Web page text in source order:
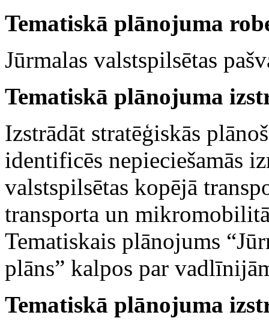
Tematiskā plānojuma
Jūrmalas valstspilsētas
Tematiskā plānojuma
Izstrādāt stratēģiskās
identificēs nepieciešamās
valstspilsētas kopējā
transporta un
Tematiskais plānojums
plāns” kalpos par
Tematiskā plānojuma